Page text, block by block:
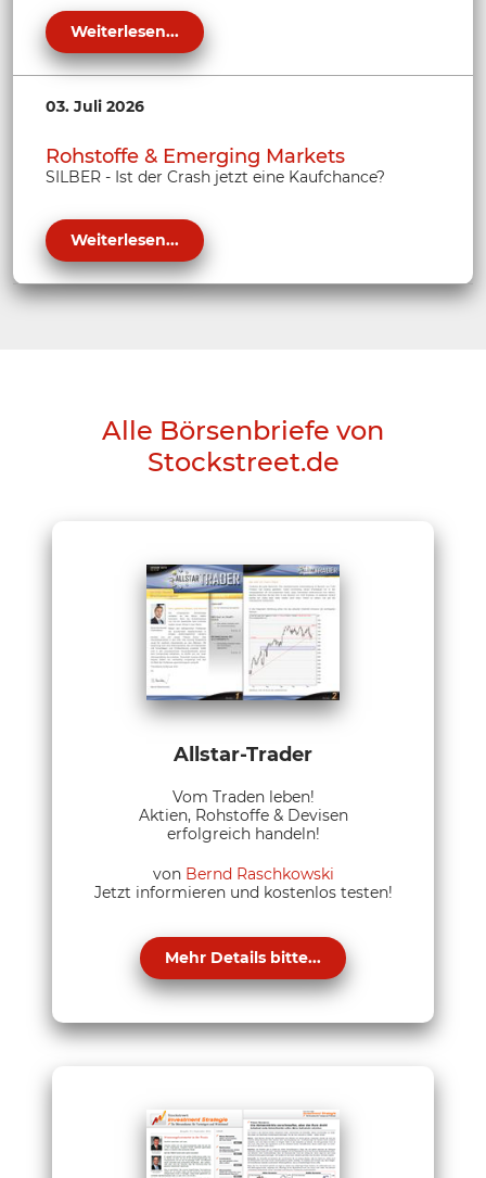
Weiterlesen...
03. Juli 2026
Rohstoffe & Emerging Markets
SILBER - Ist der Crash jetzt eine Kaufchance?
Weiterlesen...
Alle Börsenbriefe von
Stockstreet.de
Allstar-Trader
Vom Traden leben!
Aktien, Rohstoffe & Devisen
erfolgreich handeln!
von Bernd Raschkowski
Jetzt informieren und kostenlos testen!
Mehr Details bitte...